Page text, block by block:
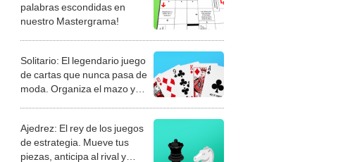
palabras escondidas en
nuestro Mastergrama!
Solitario: El legendario juego
de cartas que nunca pasa de
moda. Organiza el mazo y
Ajedrez: El rey de los juegos
de estrategia. Mueve tus
piezas, anticipa al rival y